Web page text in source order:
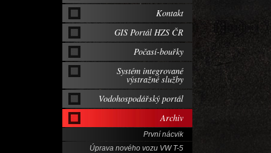
Kontakt
GIS Portál HZS ČR
Počasí-bouřky
Systém integrované
výstražné služby
Vodohospodářský portál
Archiv
První nácvik
Úprava nového vozu VW T-5